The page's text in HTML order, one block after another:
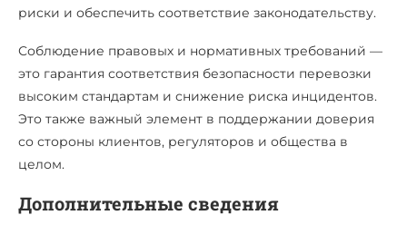
риски и обеспечить соответствие законодательству.
Соблюдение правовых и нормативных требований —
это гарантия соответствия безопасности перевозки
высоким стандартам и снижение риска инцидентов.
Это также важный элемент в поддержании доверия
со стороны клиентов, регуляторов и общества в
целом.
Дополнительные сведения